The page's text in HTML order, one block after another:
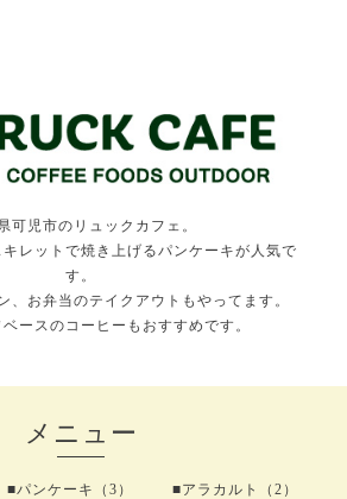
可児市のリュックカフェ。
レットで焼き上げるパンケーキが人気で
す。
、お弁当のテイクアウトもやってます。
ースのコーヒーもおすすめです。
メニュー
■パンケーキ（3） ■アラカルト（2）